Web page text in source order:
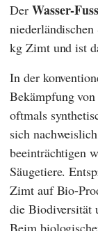
Der Wasser-
kg Zimt und ist
In der
Bekämpfung
oftmals
sich
beeinträchtigen
Säugetiere.
Zimt auf Bio-
die Biodiversität